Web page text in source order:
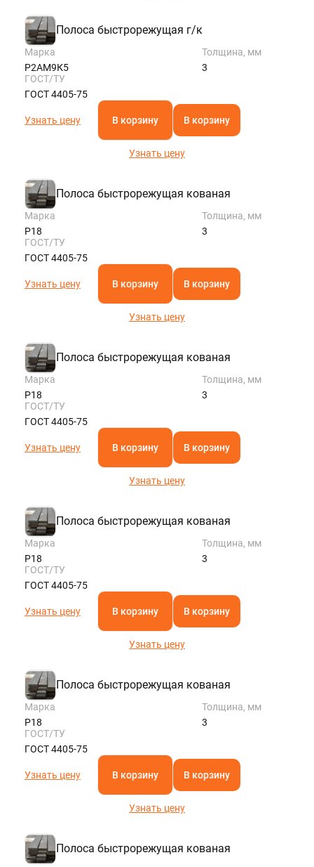
Полоса быстрорежущая г/к
Марка
Р2АМ9К5
Толщина, мм
3
ГОСТ/ТУ
ГОСТ 4405-75
Узнать цену В корзину В корзину
Узнать цену
Полоса быстрорежущая кованая
Марка
Р18
Толщина, мм
3
ГОСТ/ТУ
ГОСТ 4405-75
Узнать цену В корзину В корзину
Узнать цену
Полоса быстрорежущая кованая
Марка
Р18
Толщина, мм
3
ГОСТ/ТУ
ГОСТ 4405-75
Узнать цену В корзину В корзину
Узнать цену
Полоса быстрорежущая кованая
Марка
Р18
Толщина, мм
3
ГОСТ/ТУ
ГОСТ 4405-75
Узнать цену В корзину В корзину
Узнать цену
Полоса быстрорежущая кованая
Марка
Р18
Толщина, мм
3
ГОСТ/ТУ
ГОСТ 4405-75
Узнать цену В корзину В корзину
Узнать цену
Полоса быстрорежущая кованая